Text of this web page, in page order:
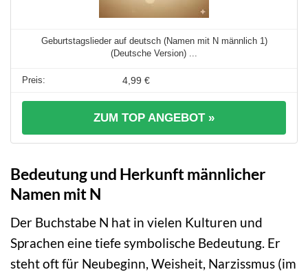
Geburtstagslieder auf deutsch (Namen mit N männlich 1)
(Deutsche Version) ...
4,99 €
ZUM TOP ANGEBOT »
Bedeutung und Herkunft männlicher
Namen mit N
Der Buchstabe N hat in vielen Kulturen und
Sprachen eine tiefe symbolische Bedeutung. Er
steht oft für Neubeginn, Weisheit, Narzissmus (im